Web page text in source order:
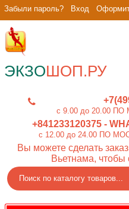
Забыли пароль? Вход
ЭКЗОШОП.РУ
c 9.00 до 20.00
+841233120375-
c 12.00 до 24.00 ПО
Вы можете сделать
Вьетнама, чтобы